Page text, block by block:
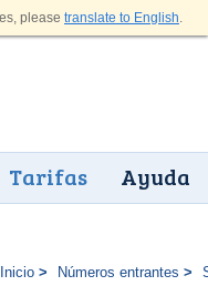
please translate to English.
Tarifas Ayuda
Inicio Números entrantes